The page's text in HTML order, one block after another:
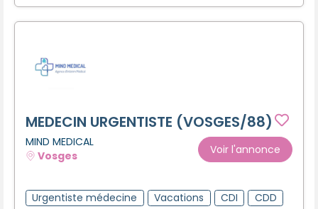
MEDECIN URGENTISTE (VOSGES/88)
MIND MEDICAL
Vosges
Voir l'annonce
Urgentiste médecine Vacations CDI
CDD